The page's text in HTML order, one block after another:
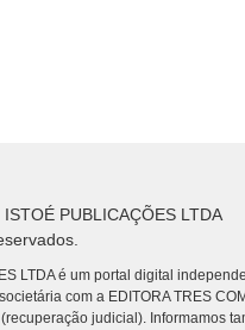
PUBLICAÇÕES LTDA
LTDA é um portal digital
com a EDITORA TRES
(recuperação judicial). Informamos